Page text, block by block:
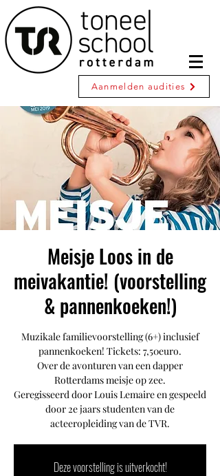
Aanmelden audities
Meisje Loos in de
meivakantie! (voorstelling
& pannenkoeken!)
Muzikale familievoorstelling (6+) inclusief
pannenkoeken! Tickets: 7,50euro.
Over de avonturen van een dapper
Rotterdams meisje op zee.
Geregisseerd door Louis Lemaire en gespeeld
door 2e jaars studenten van de
acteeropleiding van de TVR.
Deze voorstelling is uitverkocht!